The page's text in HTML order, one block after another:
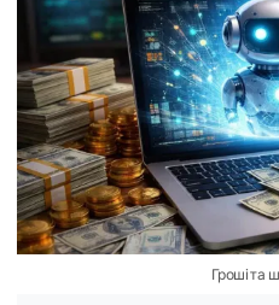
Гроші та